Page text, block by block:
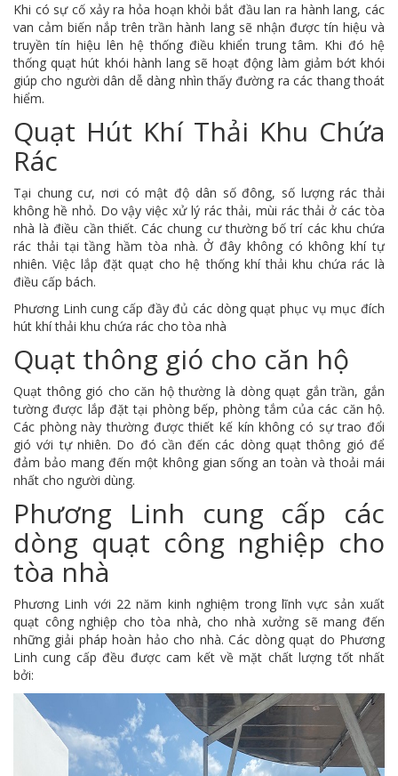
Khi có sự cố xảy ra hỏa hoạn khỏi bắt đầu lan ra hành lang, các
van cảm biến nắp trên trần hành lang sẽ nhận được tín hiệu và
truyền tín hiệu lên hệ thống điều khiển trung tâm. Khi đó hệ
thống quạt hút khói hành lang sẽ hoạt động làm giảm bớt khói
giúp cho người dân dễ dàng nhìn thấy đường ra các thang thoát
hiểm.
Quạt Hút Khí Thải Khu Chứa
Rác
Tại chung cư, nơi có mật độ dân số đông, số lượng rác thải
không hề nhỏ. Do vậy việc xử lý rác thải, mùi rác thải ở các tòa
nhà là điều cần thiết. Các chung cư thường bố trí các khu chứa
rác thải tại tầng hầm tòa nhà. Ở đây không có không khí tự
nhiên. Việc lắp đặt quạt cho hệ thống khí thải khu chứa rác là
điều cấp bách.
Phương Linh cung cấp đầy đủ các dòng quạt phục vụ mục đích
hút khí thải khu chứa rác cho tòa nhà
Quạt thông gió cho căn hộ
Quạt thông gió cho căn hộ thường là dòng quạt gắn trần, gắn
tường được lắp đặt tại phòng bếp, phòng tắm của các căn hộ.
Các phòng này thường được thiết kế kín không có sự trao đổi
gió với tự nhiên. Do đó cần đến các dòng quạt thông gió để
đảm bảo mang đến một không gian sống an toàn và thoải mái
nhất cho người dùng.
Phương Linh cung cấp các
dòng quạt công nghiệp cho
tòa nhà
Phương Linh với 22 năm kinh nghiệm trong lĩnh vực sản xuất
quạt công nghiệp cho tòa nhà, cho nhà xưởng sẽ mang đến
những giải pháp hoàn hảo cho nhà. Các dòng quạt do Phương
Linh cung cấp đều được cam kết về mặt chất lượng tốt nhất
bởi: